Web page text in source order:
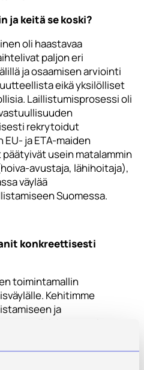
ja keitä se koski?
oli haastavaa
paljon eri
ja osaamisen arviointi
eikä yksilölliset
Laillistumisprosessi oli
rekrytoidut
ja ETA-maiden
usein matalammin
avustaja, lähihoitaja),
väylää
Suomessa.
konkreettisesti
toimintamallin
Kehitimme
ja
simulaatioita. Lisäksi
yksilöllistämiseen